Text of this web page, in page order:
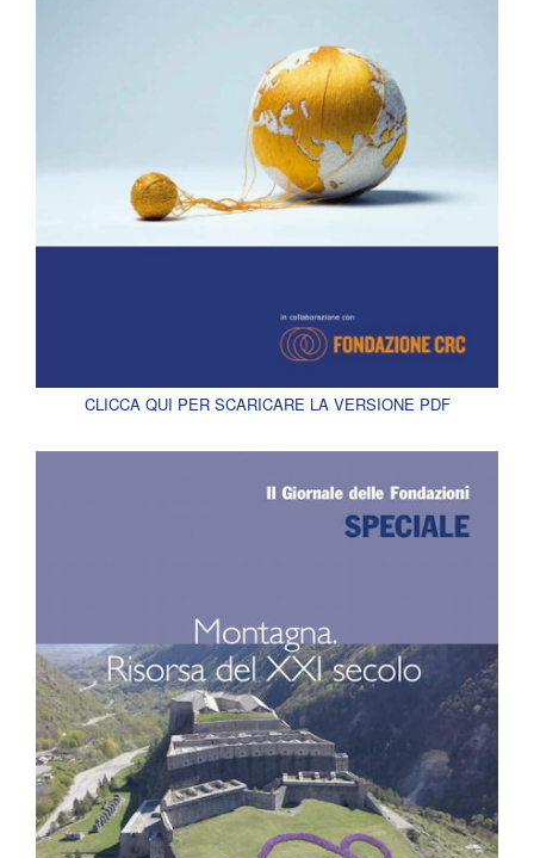
CLICCA QUI PER SCARICARE LA VERSIONE PDF